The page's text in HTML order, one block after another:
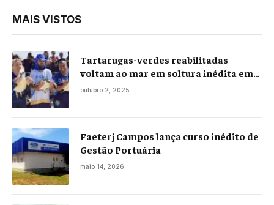
MAIS VISTOS
Tartarugas-verdes reabilitadas
voltam ao mar em soltura inédita em
Praia Seca
outubro 2, 2025
Faeterj Campos lança curso inédito de
Gestão Portuária
maio 14, 2026